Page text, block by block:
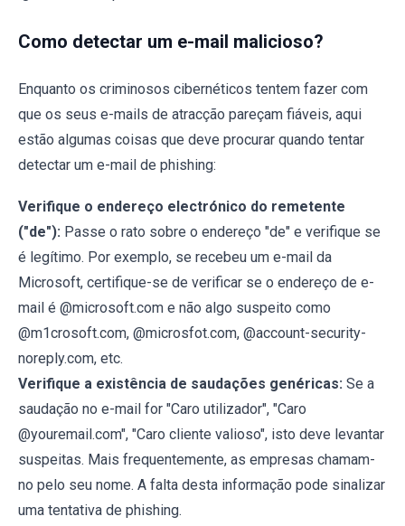
Como detectar um e-mail malicioso?
Enquanto os criminosos cibernéticos tentem fazer com
que os seus e-mails de atracção pareçam fiáveis, aqui
estão algumas coisas que deve procurar quando tentar
detectar um e-mail de phishing:
Verifique o endereço electrónico do remetente
("de"): Passe o rato sobre o endereço "de" e verifique se
é legítimo. Por exemplo, se recebeu um e-mail da
Microsoft, certifique-se de verificar se o endereço de e-
mail é @microsoft.com e não algo suspeito como
@m1crosoft.com, @microsfot.com, @account-security-
noreply.com, etc.
Verifique a existência de saudações genéricas: Se a
saudação no e-mail for "Caro utilizador", "Caro
@youremail.com", "Caro cliente valioso", isto deve levantar
suspeitas. Mais frequentemente, as empresas chamam-
no pelo seu nome. A falta desta informação pode sinalizar
uma tentativa de phishing.